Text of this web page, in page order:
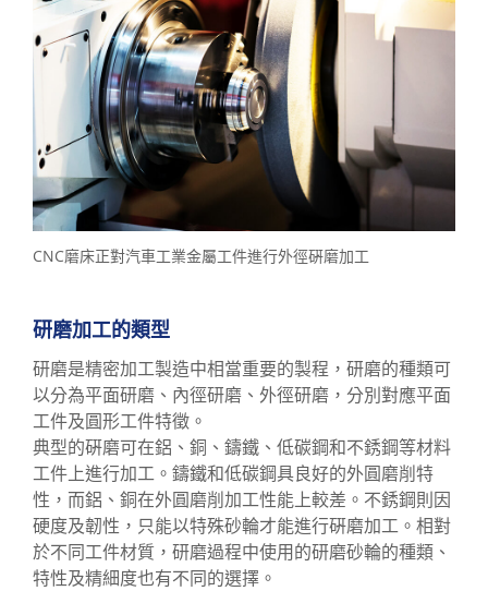
CNC磨床正對汽車工業金屬工件進行外徑硏磨加工
研磨加工的類型
研磨是精密加工製造中相當重要的製程，研磨的種類可
以分為平面研磨、內徑研磨、外徑研磨，分別對應平面
工件及圓形工件特徵。
典型的硏磨可在鋁、銅、鑄鐵、低碳鋼和不銹鋼等材料
工件上進行加工。鑄鐵和低碳鋼具良好的外圓磨削特
性，而鋁、銅在外圓磨削加工性能上較差。不銹鋼則因
硬度及韌性，只能以特殊砂輪才能進行硏磨加工。相對
於不同工件材質，研磨過程中使用的研磨砂輪的種類、
特性及精細度也有不同的選擇。